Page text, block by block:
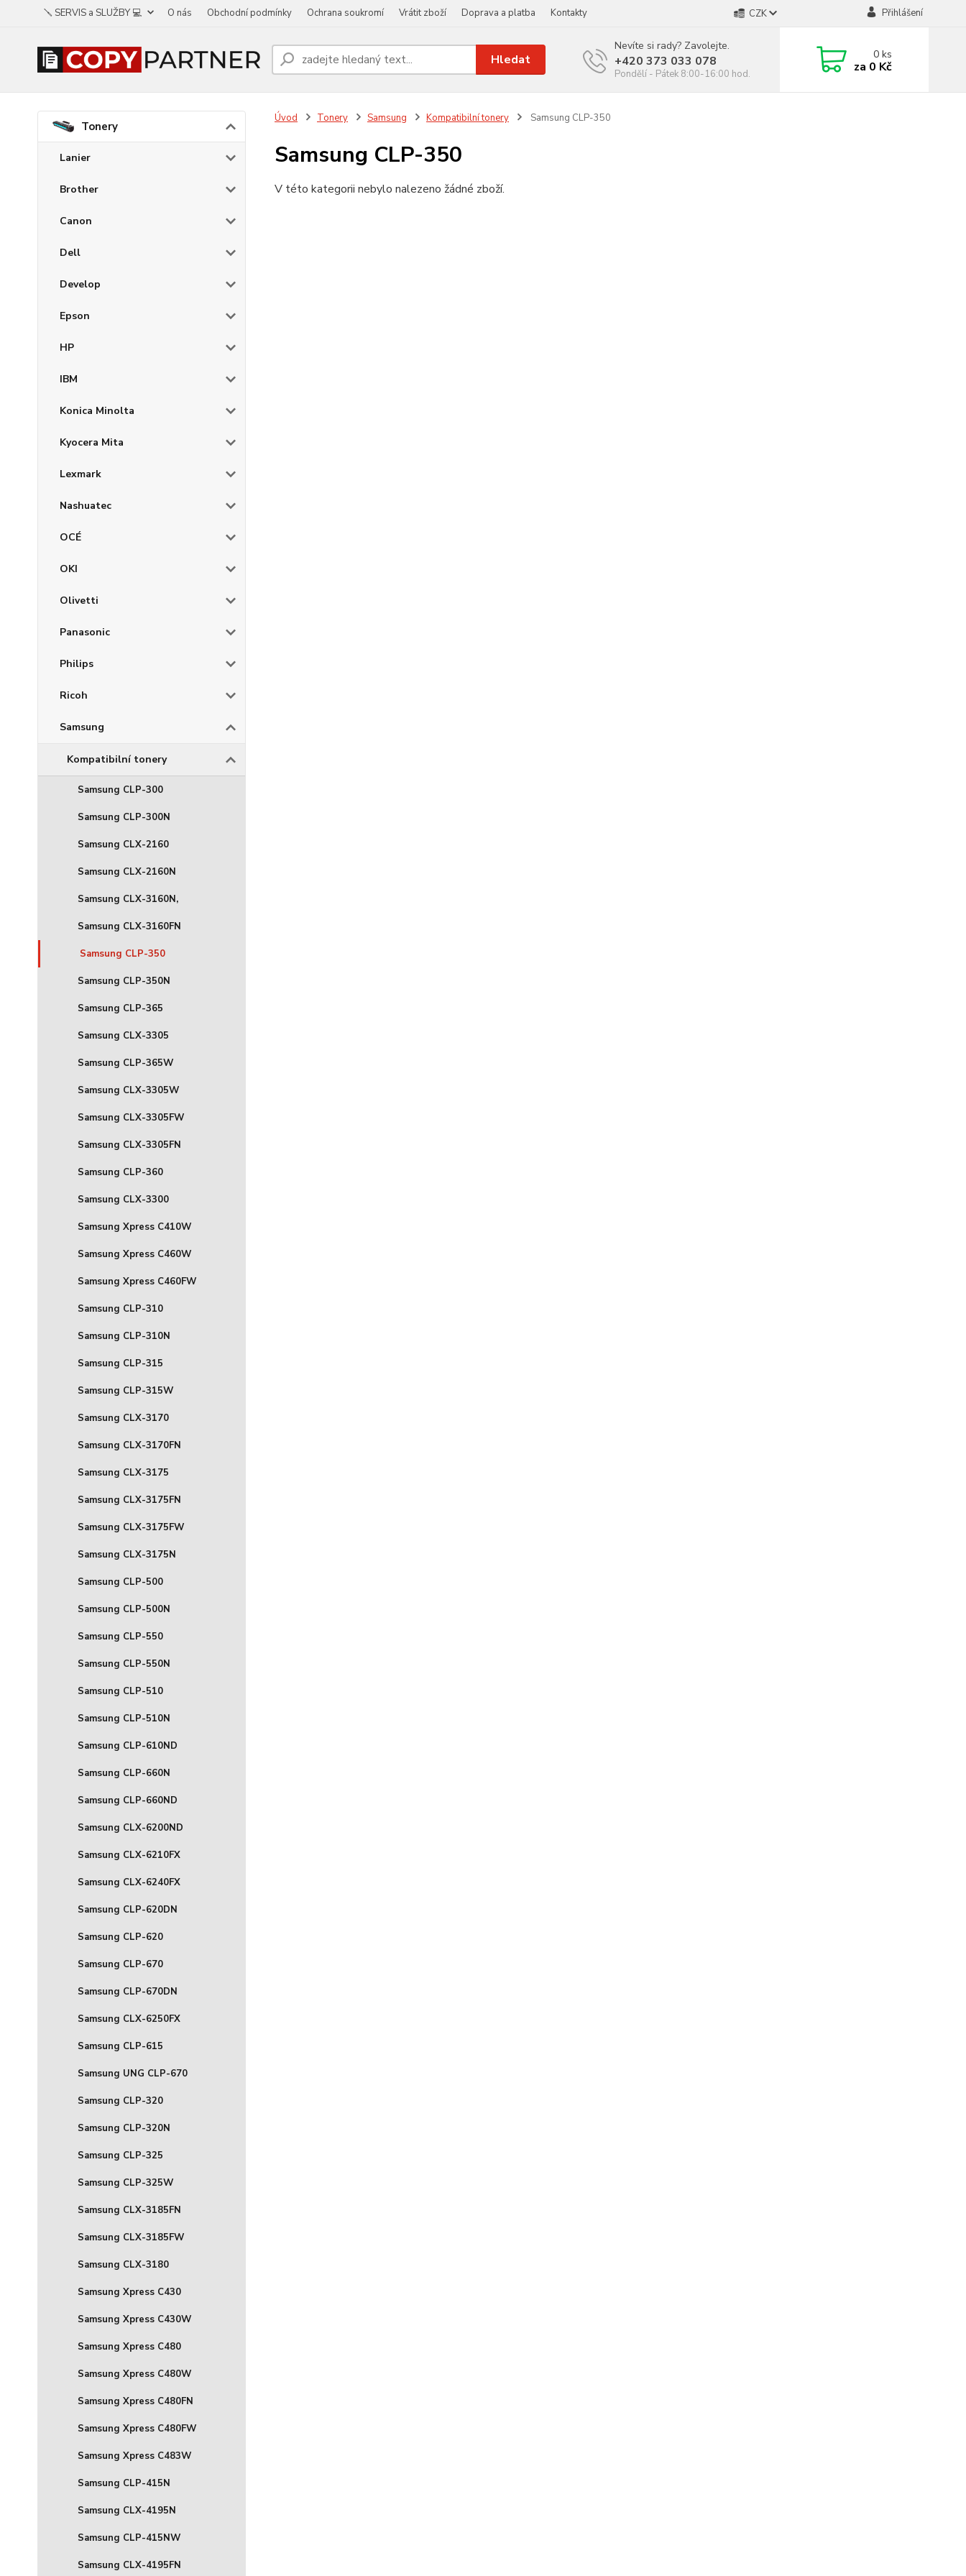
🪛 SERVIS a SLUŽBY 💻 O nás Obchodní podmínky Ochrana soukromí Vrátit zboží Doprava a platba Kontakty CZK Přihlášení
Hledat
Nevíte si rady? Zavolejte.
+420 373 033 078
Pondělí - Pátek 8:00-16:00 hod.
0ks
za 0 Kč
Tonery
Lanier
Brother
Canon
Dell
Develop
Epson
HP
IBM
Konica Minolta
Kyocera Mita
Lexmark
Nashuatec
OCÉ
OKI
Olivetti
Panasonic
Philips
Ricoh
Samsung
Kompatibilní tonery
Samsung CLP-300
Samsung CLP-300N
Samsung CLX-2160
Samsung CLX-2160N
Samsung CLX-3160N,
Samsung CLX-3160FN
Samsung CLP-350
Samsung CLP-350N
Samsung CLP-365
Samsung CLX-3305
Samsung CLP-365W
Samsung CLX-3305W
Samsung CLX-3305FW
Samsung CLX-3305FN
Samsung CLP-360
Samsung CLX-3300
Samsung Xpress C410W
Samsung Xpress C460W
Samsung Xpress C460FW
Samsung CLP-310
Samsung CLP-310N
Samsung CLP-315
Samsung CLP-315W
Samsung CLX-3170
Samsung CLX-3170FN
Samsung CLX-3175
Samsung CLX-3175FN
Samsung CLX-3175FW
Samsung CLX-3175N
Samsung CLP-500
Samsung CLP-500N
Samsung CLP-550
Samsung CLP-550N
Samsung CLP-510
Samsung CLP-510N
Samsung CLP-610ND
Samsung CLP-660N
Samsung CLP-660ND
Samsung CLX-6200ND
Samsung CLX-6210FX
Samsung CLX-6240FX
Samsung CLP-620DN
Samsung CLP-620
Samsung CLP-670
Samsung CLP-670DN
Samsung CLX-6250FX
Samsung CLP-615
Samsung UNG CLP-670
Samsung CLP-320
Samsung CLP-320N
Samsung CLP-325
Samsung CLP-325W
Samsung CLX-3185FN
Samsung CLX-3185FW
Samsung CLX-3180
Samsung Xpress C430
Samsung Xpress C430W
Samsung Xpress C480
Samsung Xpress C480W
Samsung Xpress C480FN
Samsung Xpress C480FW
Samsung Xpress C483W
Samsung CLP-415N
Samsung CLX-4195N
Samsung CLP-415NW
Samsung CLX-4195FN
Úvod Tonery Samsung Kompatibilní tonery Samsung CLP-350
Samsung CLP-350
V této kategorii nebylo nalezeno žádné zboží.